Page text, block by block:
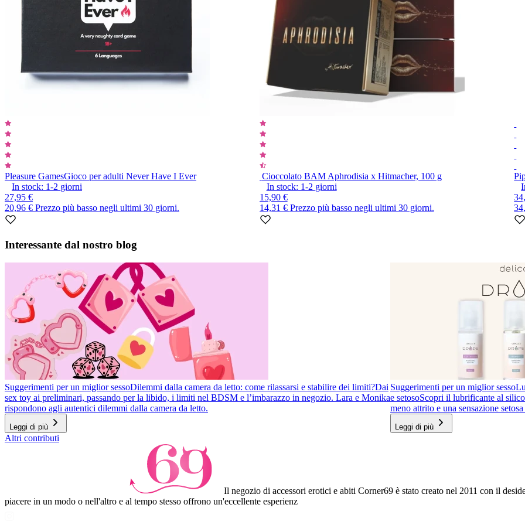
Pleasure GamesGioco per adulti Never Have I Ever
In stock: 1-2 giorni
27,95 €
20,96 € Prezzo più basso negli ultimi 30 giorni.
Cioccolato BAM Aphrodisia x Hitmacher, 100 g
In stock: 1-2 giorni
15,90 €
14,31 € Prezzo più basso negli ultimi 30 giorni.
1
10
Interessante dal nostro blog
Suggerimenti per un miglior sessoDilemmi dalla camera da letto: come rilassarsi e stabilire dei limiti?Dai
sex toy ai preliminari, passando per la libido, i limiti nel BDSM e l’imbarazzo in negozio. Lara e Monika
rispondono agli autentici dilemmi dalla camera da letto.
Leggi di più
Suggerimenti per un miglior sesso
e setosoScopri il lubrificante al
meno attrito e una sensazione
Leggi di più
Item
Altri contributi
Il negozio di accessori erotici e abiti Corner69 è stato creato nel 2011 con il
piacere in un modo o nell'altro e al tempo stesso offrono un'eccellente esperienz